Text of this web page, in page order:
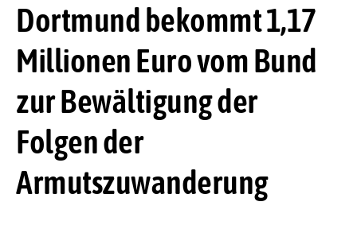
Dortmund bekommt 1,17
Millionen Euro vom Bund
zur Bewältigung der
Folgen der
Armutszuwanderung